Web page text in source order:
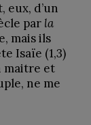
eux, d’un
par la
mais ils
Isaïe (1,3)
maitre et
ne me